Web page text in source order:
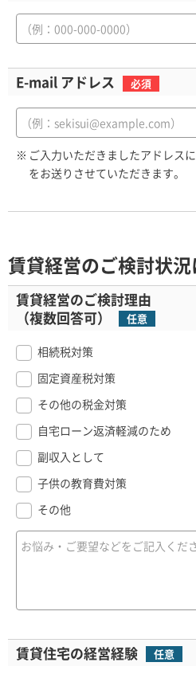
E-mail アドレス 必須
※ ご入力いただきましたアドレス
をお送りさせていただきます。
賃貸経営のご検討状
賃貸経営のご検討理由
（複数回答可）
任意
相続税対策
固定資産税対策
その他の税金対策
自宅ローン返済軽減のため
副収入として
子供の教育費対策
その他
賃貸住宅の経営経験 任意